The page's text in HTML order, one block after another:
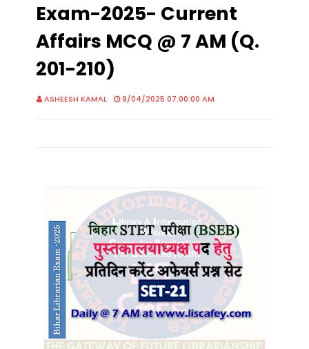
Exam-2025- Current
Affairs MCQ @ 7 AM (Q.
201-210)
ASHEESH KAMAL 9/04/2025 07:00:00 AM